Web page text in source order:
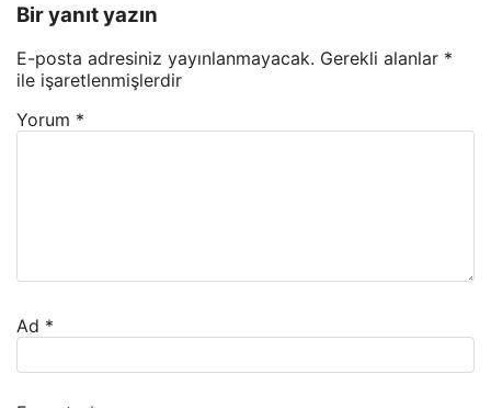
Bir yanıt yazın
E-posta adresiniz yayınlanmayacak. Gerekli alanlar *
ile işaretlenmişlerdir
Yorum *
Ad *